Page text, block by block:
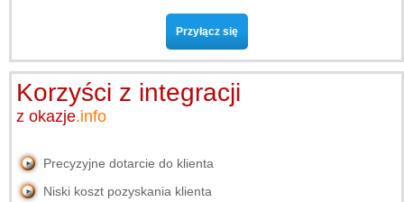
Przyłącz się
Korzyści z integracji
z okazje.info
Precyzyjne dotarcie do klienta
Niski koszt pozyskania klienta